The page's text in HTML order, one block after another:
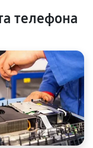
телефона